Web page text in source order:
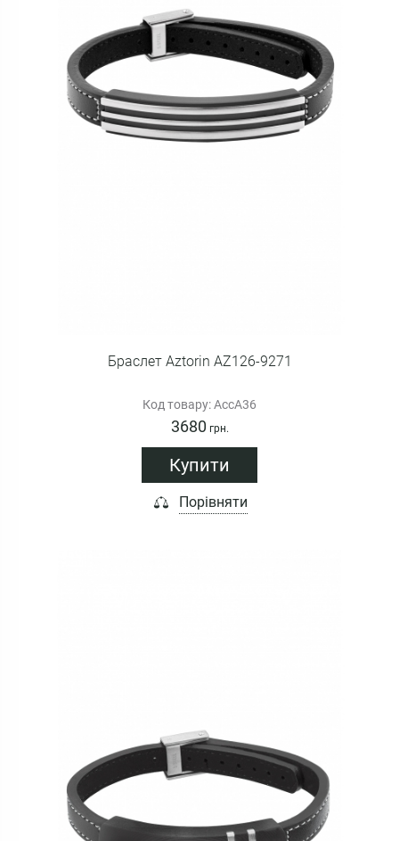
Браслет Aztorin AZ126-9271
Код товару: AccA36
3680 грн.
Купити
Порівняти